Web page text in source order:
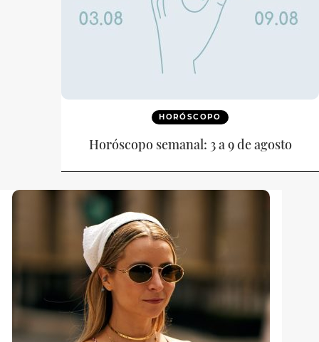
HORÓSCOPO
Horóscopo semanal: 3 a 9 de agosto